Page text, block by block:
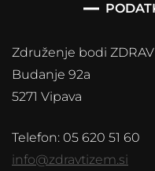
Združenje bodi ZDRAV
Budanje 92a
5271 Vipava
Telefon: 05 620 51 60
info@zdravtizem.si